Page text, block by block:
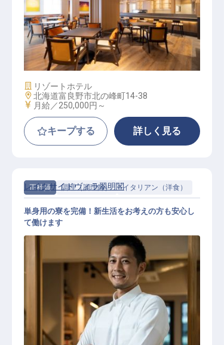
レストランSV
施設業態
リゾートホテル
勤務地
北海道富良野市北の峰町14-38
給与
月給／250,000円～
キープする 詳しく見る
正社員 調理（調理師） イタリアン（洋食）
調理（イタリアン）
レイクサイドヴィラ翠明閣
単身用の寮を完備！新生活をお考えの方も安心し
て働けます